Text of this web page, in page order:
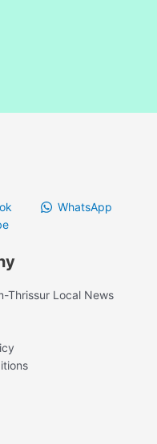
WhatsApp
Thrissur Local News